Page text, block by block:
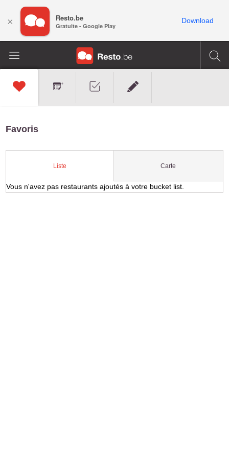
Favoris
Liste Carte
Vous n'avez pas restaurants ajoutés à votre bucket list.
× Resto.be
Gratuite - Google Play
Download